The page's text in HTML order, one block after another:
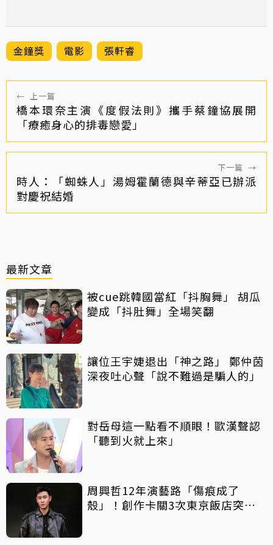
金鐘獎 電影 張軒睿
← 上一篇
橋本環奈主演《度假法則》攜手蔡鐘協展開
「療癒身心的排毒戀愛」
下一篇 →
時人：「蜘蛛人」湯姆霍蘭德與辛蒂亞已辦派
對慶祝結婚
最新文章
被cue跳韓國當紅「抖胸舞」 胡瓜
變成「抖肚舞」全場笑翻
讓位王宇婕退出「神之路」 鄭仲茵
深夜吐心聲「說不難過是騙人的」
對岳母這一點看不順眼！歐漢聲認
「聽到火就上來」
周興哲12年演藝路「傷痕成了
殼」！創作卡關3次東京飯店突找